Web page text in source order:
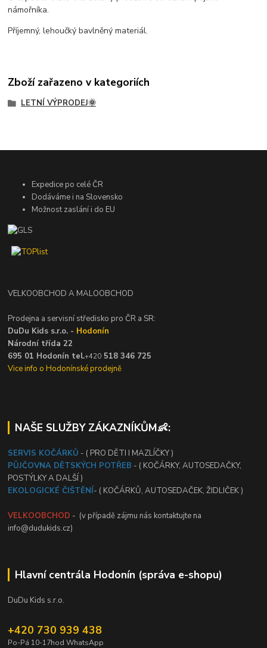
námořníka.
Příjemný, lehoučký bavlněný materiál.
Zboží zařazeno v kategoriích
LETNÍ VÝPRODEJ🌞
Expedice po celé ČR
Dodáváme i na Slovensko
Možnost zaslání i do EU
VELKOOBCHOD A MALOOBCHOD
Prodejna a servisní středisko pro ČR a SR:
DuDu Kids s.r.o. - Hodonín
Národní třída 22
695 01 Hodonín tel.+420 518 346 725
Vice info o Hodonínské prodejně
NAŠE SLUŽBY ZÁKAZNÍKŮM👶:
SERVIS KOČÁRKŮ - ( PRO DĚTI I MAZLÍČKY )
PŮJČOVNA DĚTSKÝCH POTŘEB - ( KOČÁRKY, AUTOSEDAČKY,
POSTÝLKY A DALŠÍ )
EKOLOGICKÉ ČIŠTĚNÍ- ( KOČÁRKŮ, AUTOSEDAČEK, ŽIDLIČEK )
VELKOOBCHOD - (v případě zájmu nás kontaktujte na
info@dudukids.cz)
Hlavní centrála Hodonín (správa e-shopu)
DuDu Kids s.r.o.
+420 730 939 438
Po-Pá 10-17hod WhatsApp